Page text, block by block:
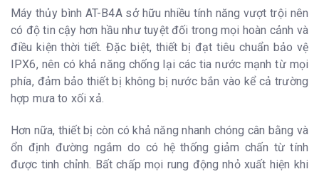
Máy thủy bình AT-B4A sở hữu nhiều tính năng vượt trội nên
có độ tin cậy hơn hầu như tuyệt đối trong mọi hoàn cảnh và
điều kiện thời tiết. Đặc biệt, thiết bị đạt tiêu chuẩn bảo vệ
IPX6, nên có khả năng chống lại các tia nước mạnh từ mọi
phía, đảm bảo thiết bị không bị nước bắn vào kể cả trường
hợp mưa to xối xả.
Hơn nữa, thiết bị còn có khả năng nhanh chóng cân bằng và
ổn định đường ngắm do có hệ thống giảm chấn từ tính
được tinh chỉnh. Bất chấp mọi rung động nhỏ xuất hiện khi